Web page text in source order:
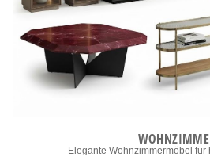
Elegante Wohnzimmermöbel für